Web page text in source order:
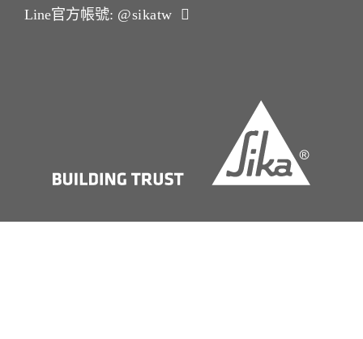
Line官方帳號: @sikatw